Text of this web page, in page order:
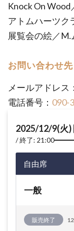
Knock On
アトムハーツク
展覧会の絵／
お問い合わせ先
メールアドレス：
電話番号： 090-
2025/12/9(火)
終了: 21:00
自由席
一般
販売終了